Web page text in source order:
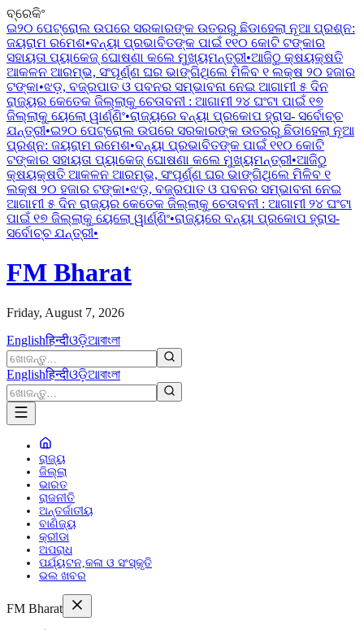
ବ୍ରେକିଂ
ଇ୨୦ ପେଟ୍ରୋଲ ଉପରେ ସରକାରଙ୍କ ଉତରରୁ ଛିଡାହେଲା ନୂଆ ପ୍ରଶ୍ନ:
ଜୟରାମ ରମେଶ•ବନ୍ୟା ପ୍ରଭାବିତଙ୍କ ପାଇଁ ୧୧୦ କୋଟି ଟଙ୍କାର
ସହାୟତା ପ୍ୟାକେଜ୍ ଘୋଷଣା କଲେ ମୁଖ୍ୟମନ୍ତ୍ରୀ•ଆଜିଠୁ କ୍ଷୟକ୍ଷତି
ଆକଳନ ଆରମ୍ଭ, ସଂପୂର୍ଣ୍ଣ ଘର ଭାଙ୍ଗିଥିଲେ ମିଳିବ ୧ ଲକ୍ଷ ୨୦ ହଜାର
ଟଙ୍କା•ଝଡ଼, ବଜ୍ରପାତ ଓ ପବନର ସମ୍ଭାବନା ନେଇ ଆଗାମୀ ୫ ଦିନ
ରାଜ୍ୟର କେତେକ ଜିଲ୍ଲାକୁ ଚେତାବନୀ : ଆଗାମୀ ୨୪ ଘଂଟା ପାଇଁ ୧୭
ଜିଲ୍ଲାକୁ ୟେଲୋ ୱାର୍ଣ୍ଣିଂ•ରାଜ୍ୟରେ ବନ୍ୟା ପ୍ରକୋପ ହ୍ରାସ- ସର୍ବୋଚ୍ଚ
ଯନ୍ତ୍ରୀ•ଇ୨୦ ପେଟ୍ରୋଲ ଉପରେ ସରକାରଙ୍କ ଉତରରୁ ଛିଡାହେଲା ନୂଆ
ପ୍ରଶ୍ନ: ଜୟରାମ ରମେଶ•ବନ୍ୟା ପ୍ରଭାବିତଙ୍କ ପାଇଁ ୧୧୦ କୋଟି
ଟଙ୍କାର ସହାୟତା ପ୍ୟାକେଜ୍ ଘୋଷଣା କଲେ ମୁଖ୍ୟମନ୍ତ୍ରୀ•ଆଜିଠୁ
କ୍ଷୟକ୍ଷତି ଆକଳନ ଆରମ୍ଭ, ସଂପୂର୍ଣ୍ଣ ଘର ଭାଙ୍ଗିଥିଲେ ମିଳିବ ୧
ଲକ୍ଷ ୨୦ ହଜାର ଟଙ୍କା•ଝଡ଼, ବଜ୍ରପାତ ଓ ପବନର ସମ୍ଭାବନା ନେଇ
ଆଗାମୀ ୫ ଦିନ ରାଜ୍ୟର କେତେକ ଜିଲ୍ଲାକୁ ଚେତାବନୀ : ଆଗାମୀ ୨୪ ଘଂଟା
ପାଇଁ ୧୭ ଜିଲ୍ଲାକୁ ୟେଲୋ ୱାର୍ଣ୍ଣିଂ•ରାଜ୍ୟରେ ବନ୍ୟା ପ୍ରକୋପ ହ୍ରାସ-
ସର୍ବୋଚ୍ଚ ଯନ୍ତ୍ରୀ•
FM Bharat
Friday, August 7, 2026
Englishहिन्दीଓଡ଼ିଆবাংলা
Englishहिन्दीଓଡ଼ିଆবাংলা
ରାଜ୍ୟ
ଜିଲ୍ଲା
ଭାରତ
ରାଜନୀତି
ଅନ୍ତର୍ଜାତୀୟ
ବାଣିଜ୍ୟ
କ୍ରୀଡା
ଅପରାଧ
ପର୍ଯ୍ୟଟନ,କଳା ଓ ସଂସ୍କୃତି
ଭଲ ଖବର
FM Bharat